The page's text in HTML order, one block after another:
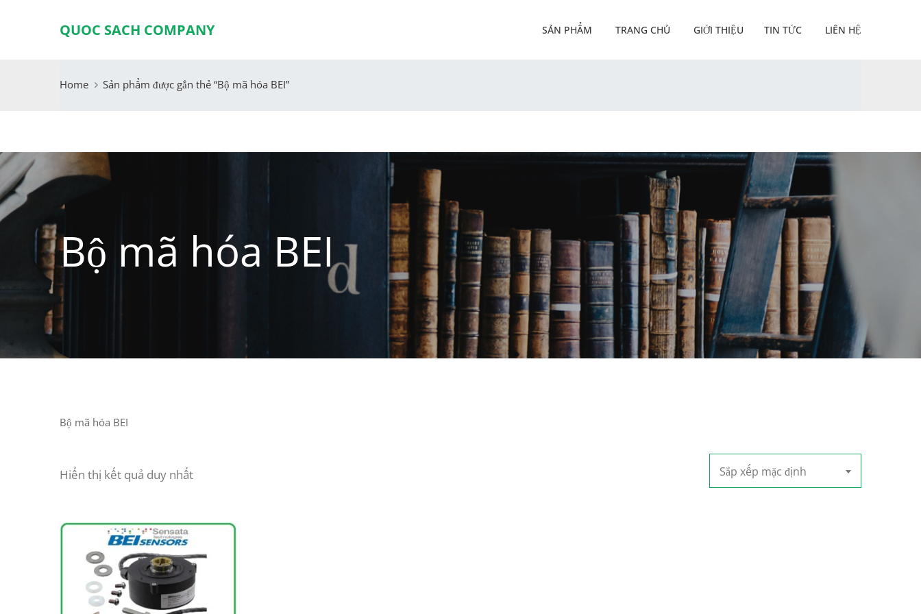
QUOC SACH COMPANY SẢN PHẨM TRANG CHỦ GIỚI THIỆU TIN TỨC LIÊN HỆ
Home Sản phẩm được gắn thẻ “Bộ mã hóa BEI”
Bộ mã hóa BEI
Bộ mã hóa BEI
Hiển thị kết quả duy nhất Sắp xếp mặc định